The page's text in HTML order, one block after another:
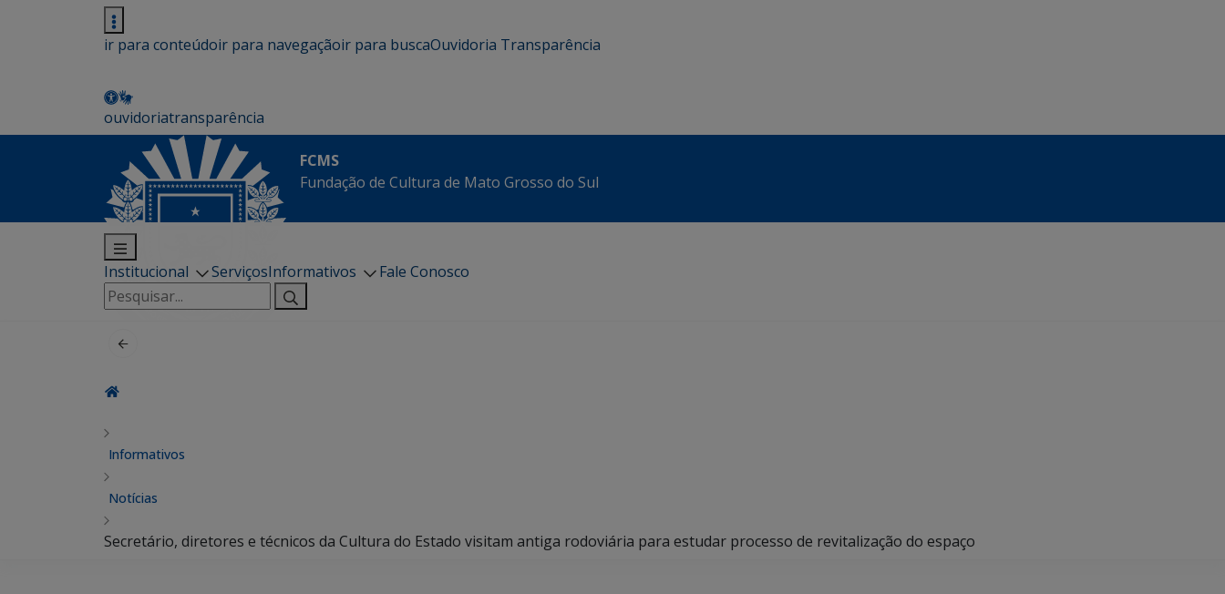
ir para conteúdoir para navegaçãoir para buscaOuvidoria Transparência
ouvidoriatransparência
FCMS
Fundação de Cultura de Mato Grosso do Sul
Institucional ServiçosInformativos
Fale Conosco
Pesquisar
por:
Informativos
Notícias
Secretário, diretores e técnicos da Cultura do Estado visitam antiga rodoviária para estudar processo de revitalização do espaço